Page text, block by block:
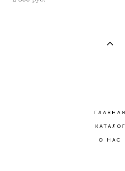
ГЛАВНАЯ
КАТАЛОГ
О НАС